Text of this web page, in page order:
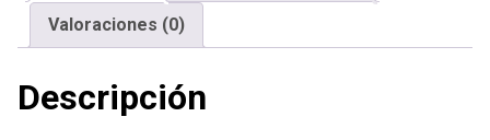
500x4.5
cantidad
Valoraciones (0)
Descripción